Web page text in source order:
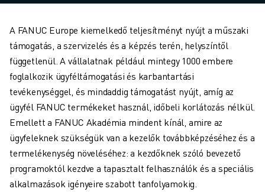
A FANUC Europe kiemelkedő teljesítményt nyújt a műszaki
támogatás, a szervizelés és a képzés terén, helyszíntől
függetlenül. A vállalatnak például mintegy 1000 embere
foglalkozik ügyféltámogatási és karbantartási
tevékenységgel, és mindaddig támogatást nyújt, amíg az
ügyfél FANUC termékeket használ, időbeli korlátozás nélkül.
Emellett a FANUC Akadémia mindent kínál, amire az
ügyfeleknek szükségük van a kezelők továbbképzéséhez és a
termelékenység növeléséhez: a kezdőknek szóló bevezető
programoktól kezdve a tapasztalt felhasználók és a speciális
alkalmazások igényeire szabott tanfolyamokig.